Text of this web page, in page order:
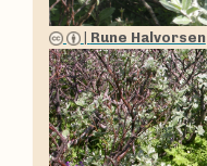
Rune Halvorsen